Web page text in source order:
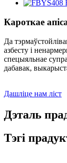
Кароткае
Да
азбесту і
спецыяльнае
дабавак,
Дашліце нам ліст
Дэталь
Тэгі